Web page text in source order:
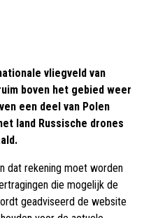
vliegveld van
boven het gebied weer
een deel van Polen
land Russische drones
dat rekening moet worden
die mogelijk de
geadviseerd de website